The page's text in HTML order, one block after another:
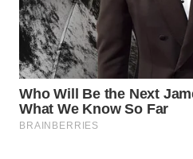
KONSUMEN
LISTRIK
MASYARAKAT
KELISTRIKAN